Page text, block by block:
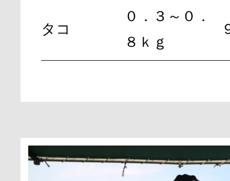
タコ
０．３～０．
８ｋｇ